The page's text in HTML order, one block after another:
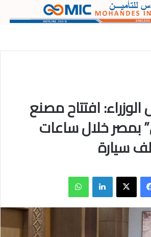
افتتاح مصنع
بمصر خلال ساعات
فيسبوك X لينكدإن